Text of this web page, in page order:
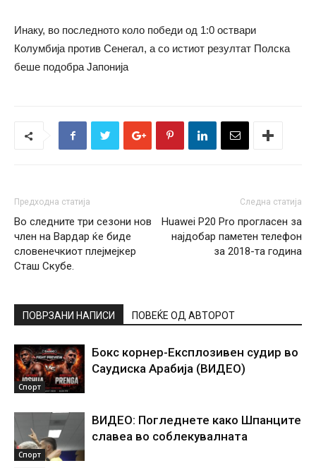
Инаку, во последното коло победи од 1:0 оствари
Колумбија против Сенегал, а со истиот резултат Полска
беше подобра Јапонија
Предходна статија
Во следните три сезони нов
член на Вардар ќе биде
словенечкиот плејмејкер
Сташ Скубе.
Следна статија
Huawei P20 Pro прогласен за
најдобар паметен телефон
за 2018-та година
ПОВРЗАНИ НАПИСИ ПОВЕЌЕ ОД АВТОРОТ
Спорт
Бокс корнер-Експлозивен судир во
Саудиска Арабија (ВИДЕО)
Спорт
ВИДЕО: Погледнете како Шпанците
славеа во соблекувалната